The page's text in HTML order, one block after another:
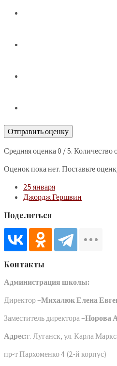
Отправить оценку
Средняя оценка0 / 5. Количество
Оценок пока нет. Поставьте
25 января
Джордж Гершвин
Поделиться
Контакты
Администрация школы:
Директор –Михалюк Елена
Заместитель директора –Норова
Адрес:г. Луганск, ул. Карла
пр-т Пархоменко 4 (2-й корпус)